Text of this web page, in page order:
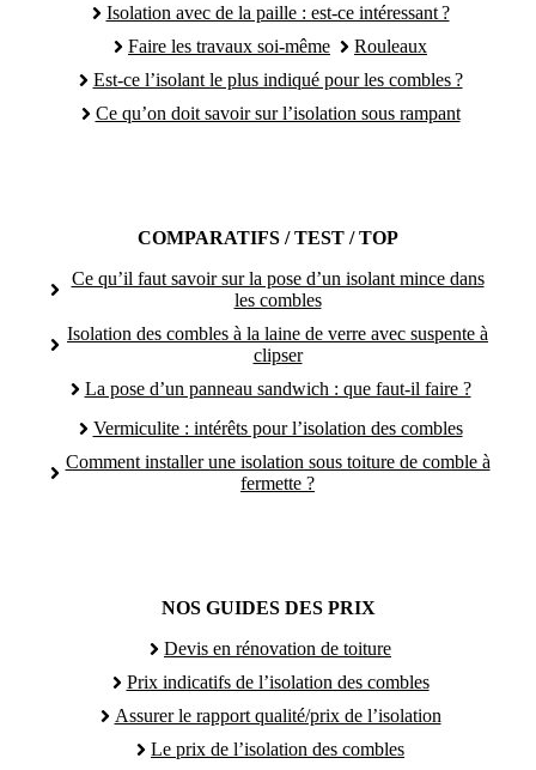
Isolation avec de la paille : est-ce intéressant ?
Faire les travaux soi-même
Rouleaux
Est-ce l’isolant le plus indiqué pour les combles ?
Ce qu’on doit savoir sur l’isolation sous rampant
COMPARATIFS / TEST / TOP
Ce qu’il faut savoir sur la pose d’un isolant mince dans
les combles
Isolation des combles à la laine de verre avec suspente à
clipser
La pose d’un panneau sandwich : que faut-il faire ?
Vermiculite : intérêts pour l’isolation des combles
Comment installer une isolation sous toiture de comble à
fermette ?
NOS GUIDES DES PRIX
Devis en rénovation de toiture
Prix indicatifs de l’isolation des combles
Assurer le rapport qualité/prix de l’isolation
Le prix de l’isolation des combles